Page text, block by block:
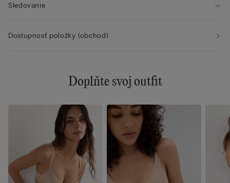
Sledovanie
Dostupnosť položky (obchod)
Doplňte svoj outfit